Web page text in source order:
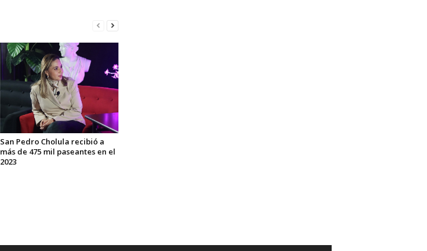
San Pedro Cholula recibió a
más de 475 mil paseantes en el
2023